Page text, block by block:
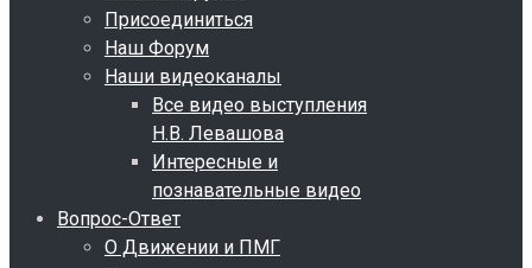
Присоединиться
Наш Форум
Наши видеоканалы
Все видео выступления
Н.В. Левашова
Интересные и
познавательные видео
Вопрос-Ответ
О Движении и ПМГ